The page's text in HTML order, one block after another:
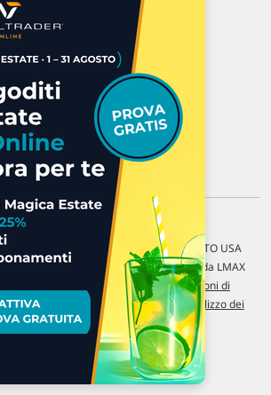
P.IVA 02 452 460 401
Chi siamo
e segnalazioni
Contattaci
Italia s.r.l.
di borsa differite di 15 min. / MERCATO USA
Intrinio) / FOREX Quotazioni fornite da LMAX
l'accettazione delle nostre Condizioni di
, delle Politiche sulla privacye dell' Utilizzo dei